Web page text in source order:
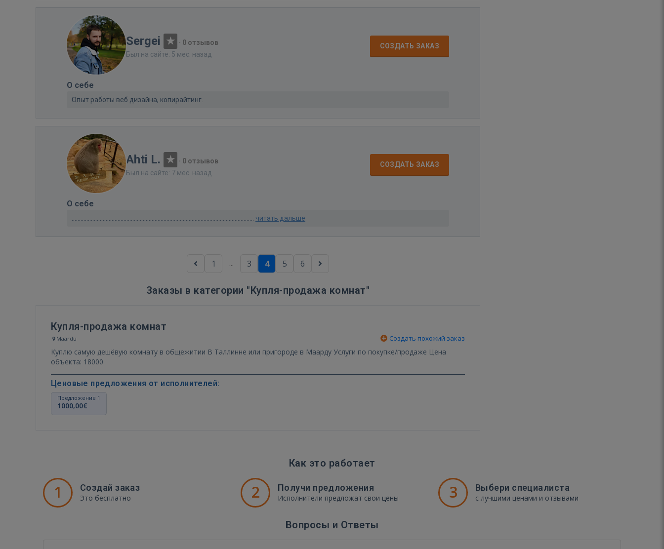
Sergei · 0 отзывов
Был на сайте: 5 мес. назад
СОЗДАТЬ ЗАКАЗ
О себе
Опыт работы веб дизайна, копирайтинг.
Ahti L. · 0 отзывов
Был на сайте: 7 мес. назад
СОЗДАТЬ ЗАКАЗ
О себе
читать дальше
1 ... 3 4 5 6
Заказы в категории "Купля-продажа комнат"
Купля-продажа комнат
Maardu Создать похожий заказ
Куплю самую дешёвую комнату в общежитии В Таллинне или пригороде в Маарду Услуги по покупке/продаже Цена
объекта: 18000
Ценовые предложения от исполнителей:
Предложение 1
1000,00€
Как это работает
1 Создай заказ
Это бесплатно 2 Получи предложения
Исполнители предложат свои цены 3 Выбери специалиста
с лучшими ценами и отзывами
Вопросы и Ответы